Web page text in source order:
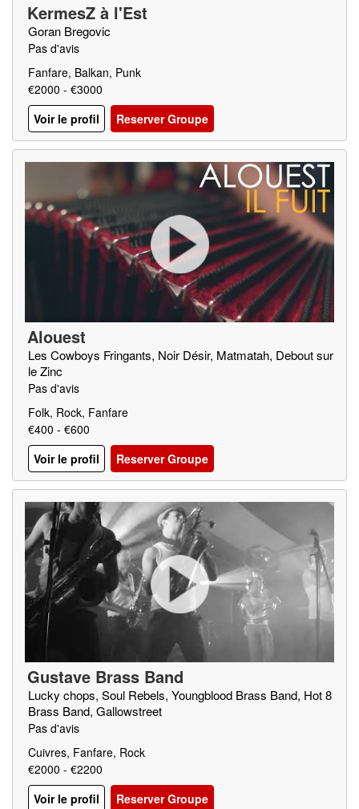
KermesZ à l'Est
Goran Bregovic
Pas d'avis
Fanfare, Balkan, Punk
€2000 - €3000
Voir le profil
Reserver Groupe
Alouest
Les Cowboys Fringants, Noir Désir, Matmatah, Debout sur
le Zinc
Pas d'avis
Folk, Rock, Fanfare
€400 - €600
Voir le profil
Reserver Groupe
Gustave Brass Band
Lucky chops, Soul Rebels, Youngblood Brass Band, Hot 8
Brass Band, Gallowstreet
Pas d'avis
Cuivres, Fanfare, Rock
€2000 - €2200
Voir le profil
Reserver Groupe